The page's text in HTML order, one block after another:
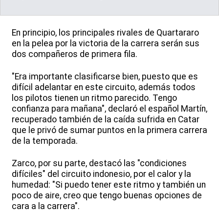
En principio, los principales rivales de Quartararo
en la pelea por la victoria de la carrera serán sus
dos compañeros de primera fila.
"Era importante clasificarse bien, puesto que es
difícil adelantar en este circuito, además todos
los pilotos tienen un ritmo parecido. Tengo
confianza para mañana", declaró el español Martín,
recuperado también de la caída sufrida en Catar
que le privó de sumar puntos en la primera carrera
de la temporada.
Zarco, por su parte, destacó las "condiciones
difíciles" del circuito indonesio, por el calor y la
humedad: "Si puedo tener este ritmo y también un
poco de aire, creo que tengo buenas opciones de
cara a la carrera".